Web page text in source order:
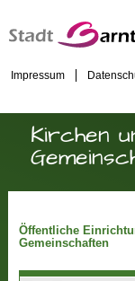
Impressum
Kirchen
Öffentliche
Gemeinschaften